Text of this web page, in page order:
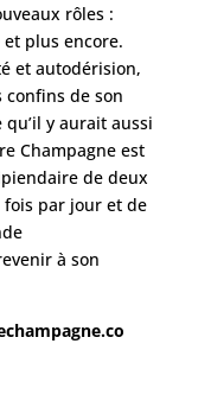
rôles :
plus encore.
et autodérision,
de son
qu’il y aurait aussi
Champagne est
de deux
par jour et de
à son
o